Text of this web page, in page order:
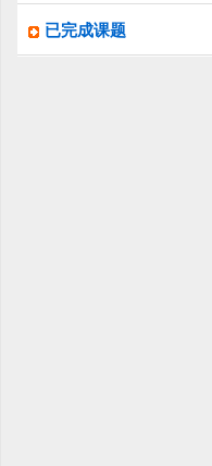
已完成课题